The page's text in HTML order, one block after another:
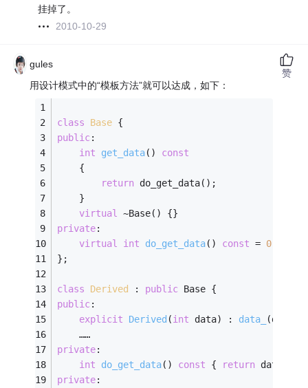
挂掉了。
2010-10-29
gules
用设计模式中的“模板方法”就可以达成，如下：
class Base {
public:
int
get_data()
const
    {
return do_get_data();
    }
virtual ~Base() {}
private:
virtual
int do_get_data() const = 0
};
class Derived : public Base {
public:
explicit
Derived (int data) : data_ (data)
    ……
private:
int
do_get_data() const { return data_; }
private:
赞